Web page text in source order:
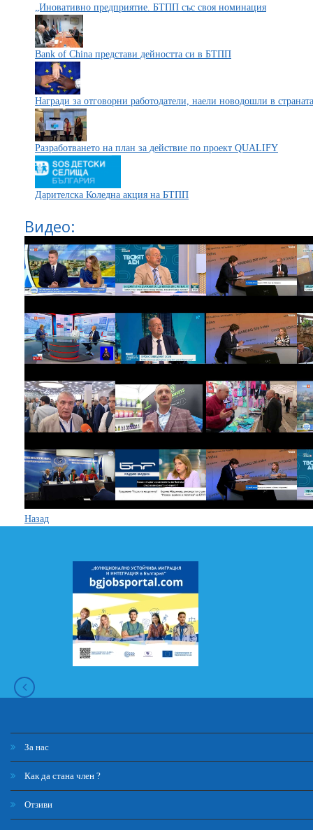
„Иновативно предприятие. БТПП със своя номинация
Bank of China представи дейността си в БТПП
Награди за отговорни работодатели, наели новодошли в
Разработването на план за действие по проект QUALIFY
Дарителска Коледна акция на БТПП
Видео:
Назад
За нас
Как да стана член ?
Отзиви